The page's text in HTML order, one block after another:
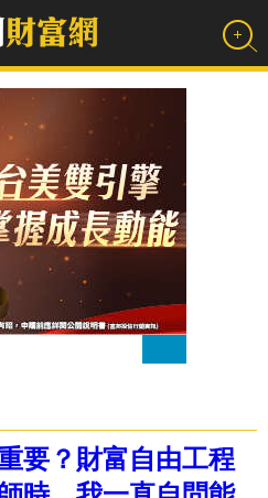
要？財富自由工程